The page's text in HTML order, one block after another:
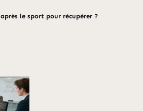
le sport pour récupérer ?